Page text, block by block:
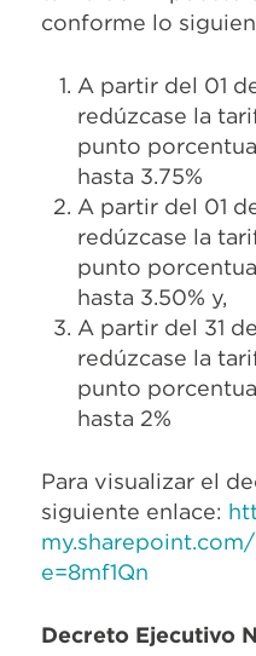
conforme lo
A partir del 01
redúzcase la
punto
hasta 3.75%
A partir del 01
redúzcase la
punto
hasta 3.50% y,
A partir del 31
redúzcase la
punto
hasta 2%
Para visualizar el
siguiente enlace:
e=8mf1Qn
Decreto Ejecutivo